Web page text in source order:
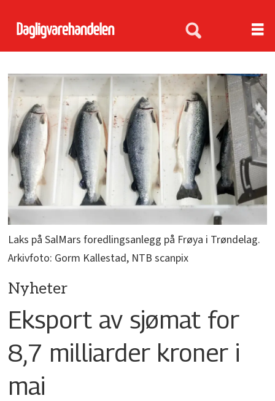
Laks på SalMars foredlingsanlegg på Frøya i Trøndelag.
Arkivfoto: Gorm Kallestad, NTB scanpix
Nyheter
Eksport av sjømat for
8,7 milliarder kroner i
mai